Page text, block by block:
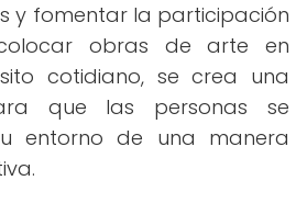
y fomentar la participación
obras de arte en
cotidiano, se crea una
que las personas se
entorno de una manera